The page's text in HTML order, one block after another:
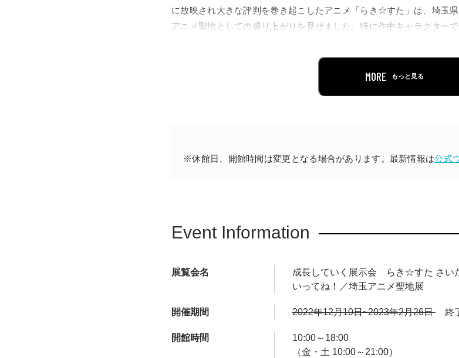
に放映され大きな評判を巻き起こしたアニメ「らき☆すた」は、埼玉
アニメ聖地としての盛り上がりを見せました。特に作中キャラクター
展示内容は、アニメ「らき☆すた」本編に関するものや、原作・美水
詳細は、 展覧会公式サイト にて順次公開されます。
MORE もっと見る
※休館日、開館時間は変更となる場合があります。最新情報は公式
Event Information
展覧会名
成長していく展示会 らき☆すた さ
いってね！／埼玉アニメ聖地展
開催期間 2022年12月10日~2023年2月26日 終
開館時間
10:00～18:00
（金・土 10:00～21:00）